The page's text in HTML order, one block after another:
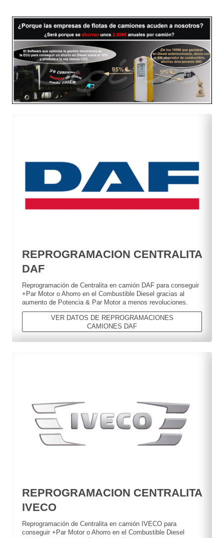
REPROGRAMACION CENTRALITA
DAF
Reprogramación de Centralita en camión DAF para conseguir
+Par Motor o Ahorro en el Combustible Diesel gracias al
aumento de Potencia & Par Motor a menos revoluciones.
VER DATOS DE REPROGRAMACIONES
CAMIONES DAF
REPROGRAMACION CENTRALITA
IVECO
Reprogramación de Centralita en camión IVECO para
conseguir +Par Motor o Ahorro en el Combustible Diesel